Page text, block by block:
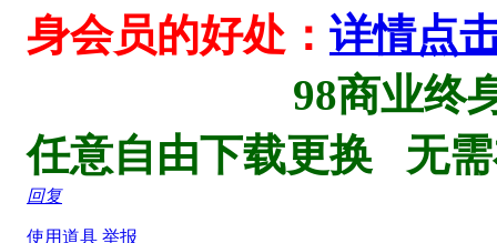
身会员的好处： 详情点
98商业终身会员
任意自由下载更换 无
回复
使用道具 举报